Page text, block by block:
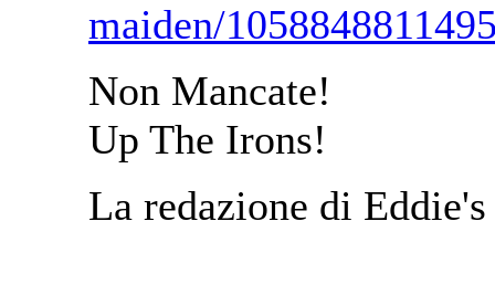
maiden/
Non Mancate!
Up The Irons!
La redazione di Eddie's